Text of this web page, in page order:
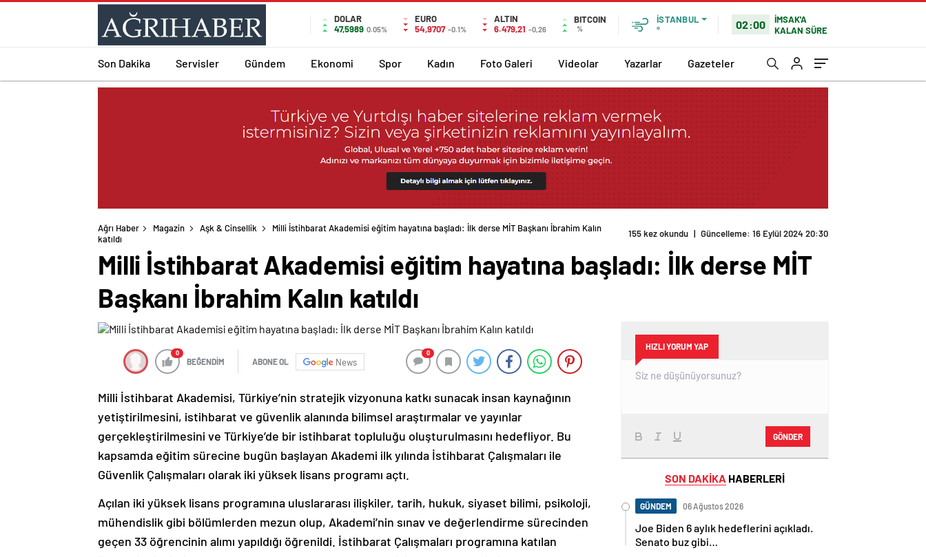
DOLAR
47,5989 0.05%
EURO
54,9707 -0.1%
ALTIN
6.479,21 -0,26
BITCOIN
%
İSTANBUL
°
02:00
İMSAK'A
KALAN SÜRE
Son Dakika Servisler Gündem Ekonomi Spor Kadın Foto Galeri Videolar Yazarlar Gazeteler
Ağrı Haber Magazin Aşk & Cinsellik
Milli İstihbarat Akademisi eğitim hayatına başladı: İlk derse MİT Başkanı İbrahim Kalın
katıldı
155 kez okundu | Güncelleme: 16 Eylül 2024 20:30
Milli İstihbarat Akademisi eğitim hayatına başladı: İlk derse MİT
Başkanı İbrahim Kalın katıldı
0
BEĞENDİM ABONE OL News
0
Milli İstihbarat Akademisi, Türkiye’nin stratejik vizyonuna katkı sunacak insan kaynağının
yetiştirilmesini, istihbarat ve güvenlik alanında bilimsel araştırmalar ve yayınlar
gerçekleştirilmesini ve Türkiye’de bir istihbarat topluluğu oluşturulmasını hedefliyor. Bu
kapsamda eğitim sürecine bugün başlayan Akademi ilk yılında İstihbarat Çalışmaları ile
Güvenlik Çalışmaları olarak iki yüksek lisans programı açtı.
Açılan iki yüksek lisans programına uluslararası ilişkiler, tarih, hukuk, siyaset bilimi, psikoloji,
mühendislik gibi bölümlerden mezun olup, Akademi’nin sınav ve değerlendirme sürecinden
geçen 33 öğrencinin alımı yapıldığı öğrenildi. İstihbarat Çalışmaları programına katılan
HIZLI YORUM YAP
GÖNDER
SON DAKİKA HABERLERİ
GÜNDEM 06 Ağustos 2026
Joe Biden 6 aylık hedeflerini açıkladı.
Senato buz gibi…